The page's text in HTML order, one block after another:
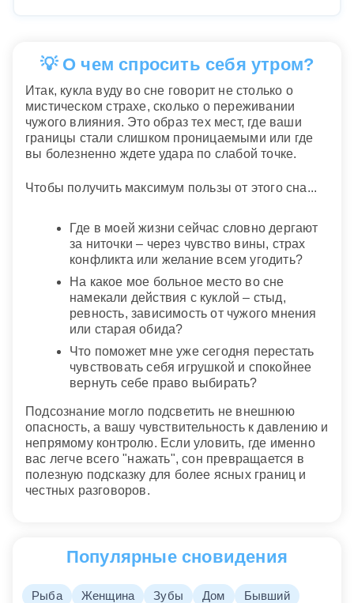
💡 О чем спросить себя утром?
Итак, кукла вуду во сне говорит не столько о
мистическом страхе, сколько о переживании
чужого влияния. Это образ тех мест, где ваши
границы стали слишком проницаемыми или где
вы болезненно ждете удара по слабой точке.
Чтобы получить максимум пользы от этого сна...
Где в моей жизни сейчас словно дергают
за ниточки – через чувство вины, страх
конфликта или желание всем угодить?
На какое мое больное место во сне
намекали действия с куклой – стыд,
ревность, зависимость от чужого мнения
или старая обида?
Что поможет мне уже сегодня перестать
чувствовать себя игрушкой и спокойнее
вернуть себе право выбирать?
Подсознание могло подсветить не внешнюю
опасность, а вашу чувствительность к давлению и
непрямому контролю. Если уловить, где именно
вас легче всего "нажать", сон превращается в
полезную подсказку для более ясных границ и
честных разговоров.
Популярные сновидения
Рыба Женщина Зубы Дом
Бывший